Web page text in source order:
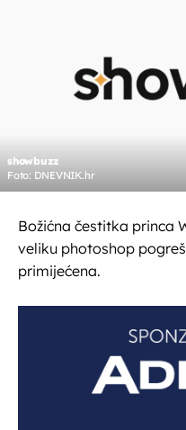
showbuzz
Foto: DNEVNIK.hr
Božićna čestitka princa
veliku photoshop
primijećena.